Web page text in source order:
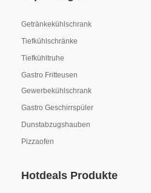
Getränkekühlschrank
Tiefkühlschränke
Tiefkühltruhe
Gastro Fritteusen
Gewerbekühlschrank
Gastro Geschirrspüler
Dunstabzugshauben
Pizzaofen
Hotdeals Produkte